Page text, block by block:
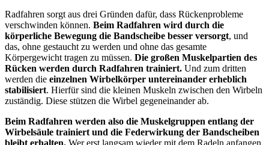
Radfahren sorgt aus drei Gründen dafür, dass Rückenprobleme
verschwinden können. Beim Radfahren wird durch die
körperliche Bewegung die Bandscheibe besser versorgt, und
das, ohne gestaucht zu werden und ohne das gesamte
Körpergewicht tragen zu müssen. Die großen Muskelpartien des
Rücken werden durch Radfahren trainiert. Und zum dritten
werden die einzelnen Wirbelkörper untereinander erheblich
stabilisiert. Hierfür sind die kleinen Muskeln zwischen den Wirbeln
zuständig. Diese stützen die Wirbel gegeneinander ab.
Beim Radfahren werden also die Muskelgruppen entlang der
Wirbelsäule trainiert und die Federwirkung der Bandscheiben
bleibt erhalten. Wer erst langsam wieder mit dem Radeln anfangen